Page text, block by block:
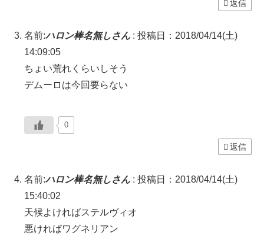
返信
名前:ハロン棒名無しさん : 投稿日：2018/04/14(土)
14:09:05
ちょい荒れくらいしそう
デムーロは今回要らない
0
返信
名前:ハロン棒名無しさん : 投稿日：2018/04/14(土)
15:40:02
天候よければステルヴィオ
悪ければワグネリアン